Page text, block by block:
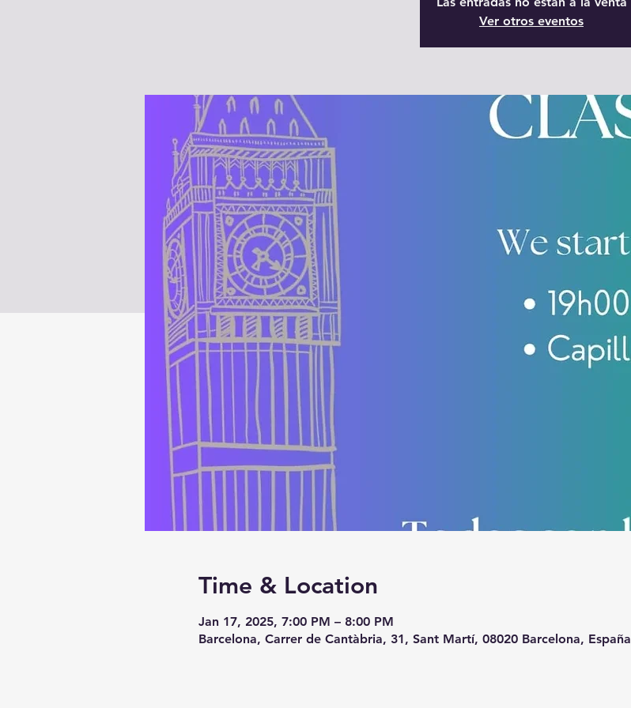
Ver otros eventos
Time & Location
Jan 17, 2025, 7:00 PM – 8:00 PM
Barcelona, Carrer de Cantàbria, 31, Sant Martí, 08020 Barcelona, España